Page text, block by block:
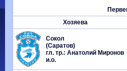
Хозяева
Сокол
(Саратов)
гл. тр.: Анатолий Миронов
и.о.